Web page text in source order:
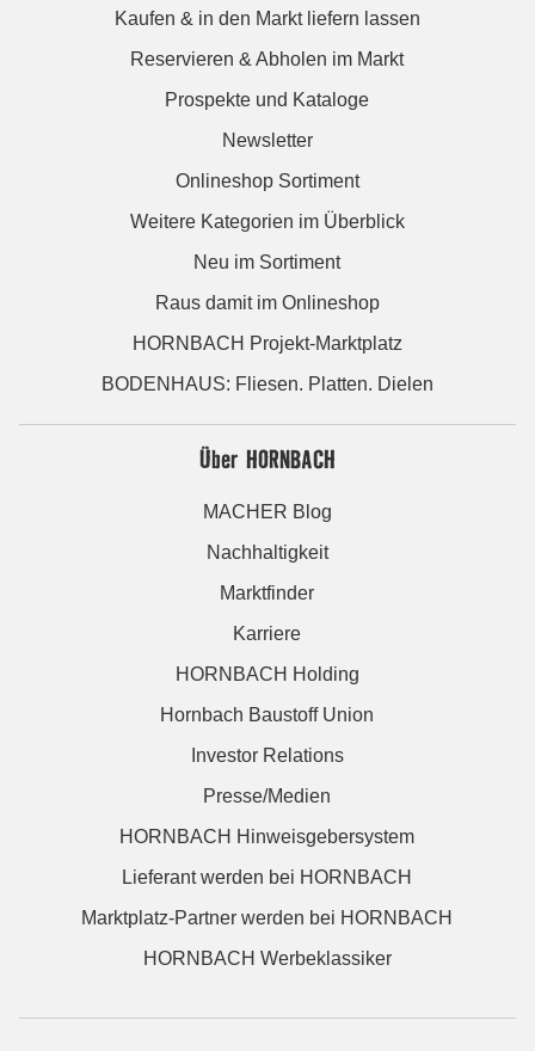
Kaufen & in den Markt liefern lassen
Reservieren & Abholen im Markt
Prospekte und Kataloge
Newsletter
Onlineshop Sortiment
Weitere Kategorien im Überblick
Neu im Sortiment
Raus damit im Onlineshop
HORNBACH Projekt-Marktplatz
BODENHAUS: Fliesen. Platten. Dielen
Über HORNBACH
MACHER Blog
Nachhaltigkeit
Marktfinder
Karriere
HORNBACH Holding
Hornbach Baustoff Union
Investor Relations
Presse/Medien
HORNBACH Hinweisgebersystem
Lieferant werden bei HORNBACH
Marktplatz-Partner werden bei HORNBACH
HORNBACH Werbeklassiker